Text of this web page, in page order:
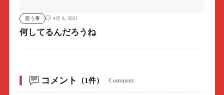
思う事 4月 8, 2021
何してるんだろうね
コメント （1件） Comment